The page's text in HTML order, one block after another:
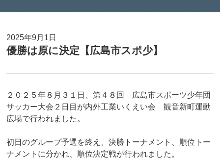
2025年9月1日
優勝は原に決定【広島市スポ少】
２０２５年８月３１日、第４８回 広島市スポーツ少年団
サッカー大会２日目が内外工業いくえい会 観音新町運動
広場で行われました。
初日のグループ予選を終え、決勝トーナメント、順位トー
ナメントに分かれ、順位決定戦が行われました。